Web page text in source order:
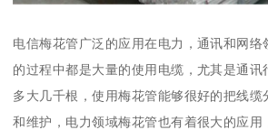
电信梅花管广泛的应用在电力，通讯和网络
的过程中都是大量的使用电缆，尤其是通
多大几千根，使用梅花管能够很好的把线缆
和维护，电力领域梅花管也有着很大的应用